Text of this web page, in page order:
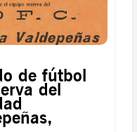
de fútbol
del